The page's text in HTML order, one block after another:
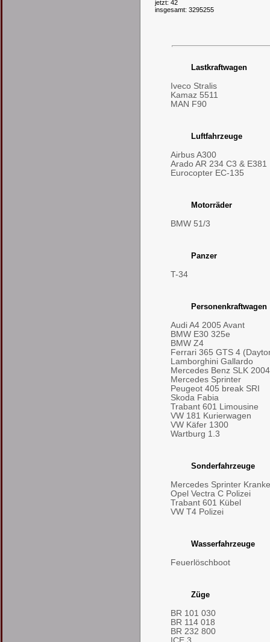
jetzt: 42
insgesamt: 3295255
Lastkraftwagen
Iveco Stralis
Kamaz 5511
MAN F90
Luftfahrzeuge
Airbus A300
Arado AR 234 C3 & E381
Eurocopter EC-135
Motorräder
BMW 51/3
Panzer
T-34
Personenkraftwagen
Audi A4 2005 Avant
BMW E30 325e
BMW Z4
Ferrari 365 GTS 4
Lamborghini Gallardo
Mercedes Benz SLK
Mercedes Sprinter
Peugeot 405 break SRI
Skoda Fabia
Trabant 601 Limousine
VW 181 Kurierwagen
VW Käfer 1300
Wartburg 1.3
Sonderfahrzeuge
Mercedes Sprinter
Opel Vectra C Polizei
Trabant 601 Kübel
VW T4 Polizei
Wasserfahrzeuge
Feuerlöschboot
Züge
BR 101 030
BR 114 018
BR 232 800